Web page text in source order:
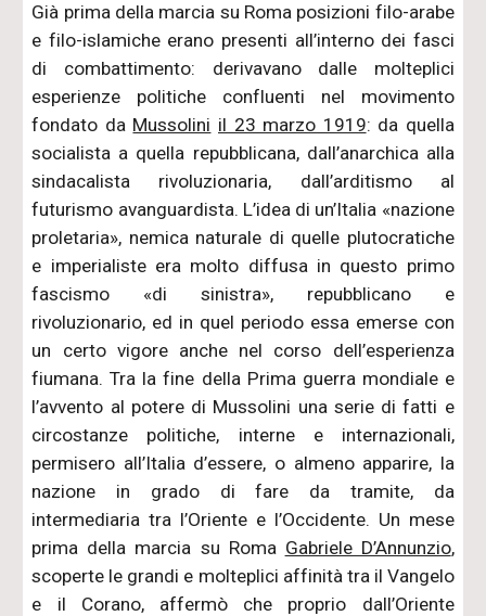
Già prima della marcia su Roma posizioni filo-arabe
e filo-islamiche erano presenti all’interno dei fasci
di combattimento: derivavano dalle molteplici
esperienze politiche confluenti nel movimento
fondato da Mussolini il 23 marzo 1919: da quella
socialista a quella repubblicana, dall’anarchica alla
sindacalista rivoluzionaria, dall’arditismo al
futurismo avanguardista. L’idea di un’Italia «nazione
proletaria», nemica naturale di quelle plutocratiche
e imperialiste era molto diffusa in questo primo
fascismo «di sinistra», repubblicano e
rivoluzionario, ed in quel periodo essa emerse con
un certo vigore anche nel corso dell’esperienza
fiumana. Tra la fine della Prima guerra mondiale e
l’avvento al potere di Mussolini una serie di fatti e
circostanze politiche, interne e internazionali,
permisero all’Italia d’essere, o almeno apparire, la
nazione in grado di fare da tramite, da
intermediaria tra l’Oriente e l’Occidente. Un mese
prima della marcia su Roma Gabriele D’Annunzio,
scoperte le grandi e molteplici affinità tra il Vangelo
e il Corano, affermò che proprio dall’Oriente